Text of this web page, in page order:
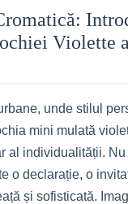
Violette
unde stilul
mini mulată
al individualității.
o declarație, o
și sofisticată.